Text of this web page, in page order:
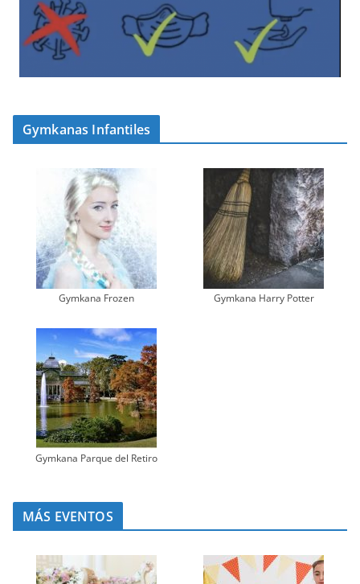
Gymkanas Infantiles
Gymkana Frozen Gymkana Harry Potter
Gymkana Parque del Retiro
MÁS EVENTOS